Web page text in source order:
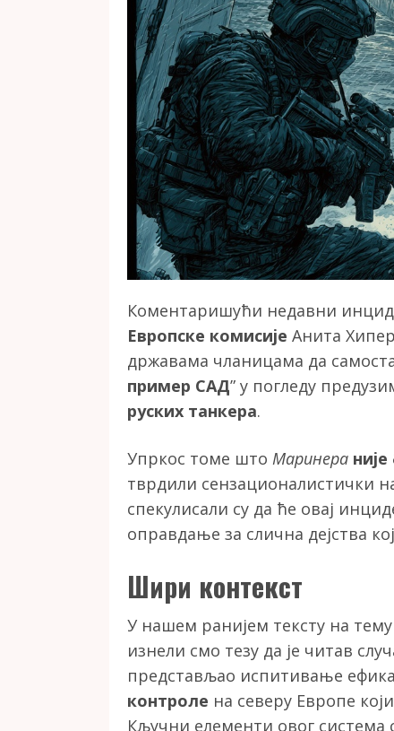
Коментаришући недавни
Европске комисије Анита
државама чланицама да
пример САД” у погледу
руских танкера.
Упркос томе што Маринера
тврдили сензационалистички
спекулисали су да ће овај
оправдање за слична дејства
Шири контекст
У нашем ранијем тексту на
изнели смо тезу да је читав
представљао испитивање
контроле на северу Европе
Кључни елементи овог система